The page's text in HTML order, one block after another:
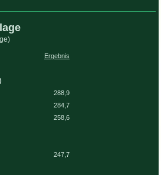
Ergebnis
288,9
284,7
258,6
247,7